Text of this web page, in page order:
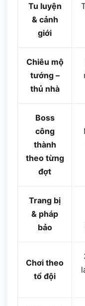
Tu luyện
& cảnh
giới
Chiêu mộ
tướng –
thủ nhà
Boss
công
thành
theo từng
đợt
Trang bị
& pháp
bảo
Chơi theo
tổ đội